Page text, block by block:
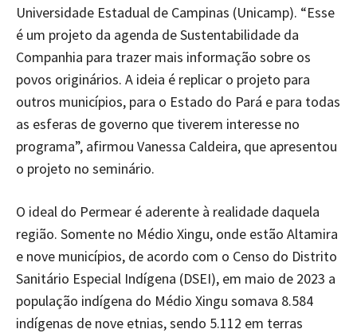
Universidade Estadual de Campinas (Unicamp). “Esse
é um projeto da agenda de Sustentabilidade da
Companhia para trazer mais informação sobre os
povos originários. A ideia é replicar o projeto para
outros municípios, para o Estado do Pará e para todas
as esferas de governo que tiverem interesse no
programa”, afirmou Vanessa Caldeira, que apresentou
o projeto no seminário.
O ideal do Permear é aderente à realidade daquela
região. Somente no Médio Xingu, onde estão Altamira
e nove municípios, de acordo com o Censo do Distrito
Sanitário Especial Indígena (DSEI), em maio de 2023 a
população indígena do Médio Xingu somava 8.584
indígenas de nove etnias, sendo 5.112 em terras